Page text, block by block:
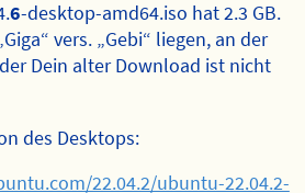
6-desktop-amd64.iso hat 2.3 GB.
vers. „Gebi“ liegen, an der
Dein alter Download ist nicht
des Desktops:
22.04.2/ubuntu-22.04.2-